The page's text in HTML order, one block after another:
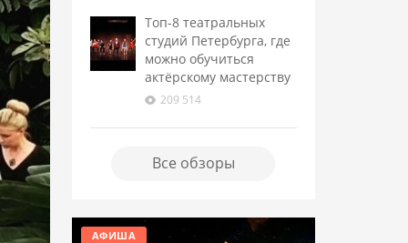
Топ-8 театральных
студий Петербурга, где
можно обучиться
актёрскому мастерству
209 514
Все обзоры
АФИША